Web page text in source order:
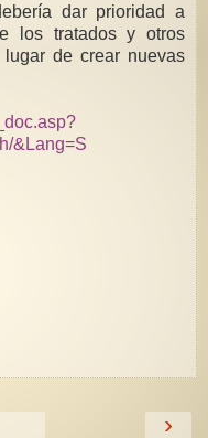
dar prioridad a
los tratados y otros
de crear nuevas
&Lang=S
›